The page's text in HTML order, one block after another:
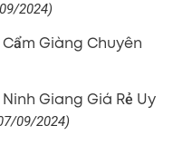
2024)
Giàng Chuyên
Giang Giá Rẻ Uy
09/2024)